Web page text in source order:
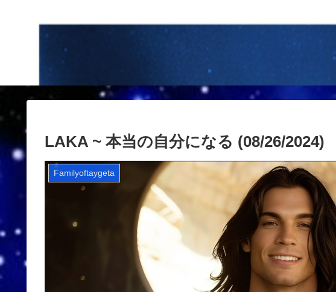
LAKA ~ 本当の自分になる (08/26/2024)
Familyoftaygeta